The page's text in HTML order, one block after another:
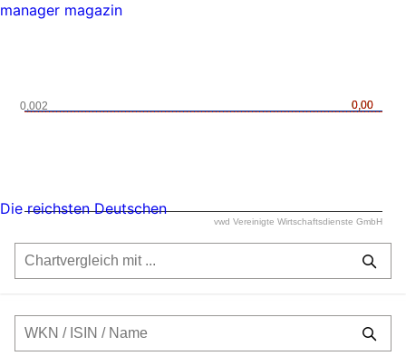
0,00
0,00
0,002
vwd Vereinigte Wirtschaftsdienste GmbH
manager magazin
Die reichsten Deutschen